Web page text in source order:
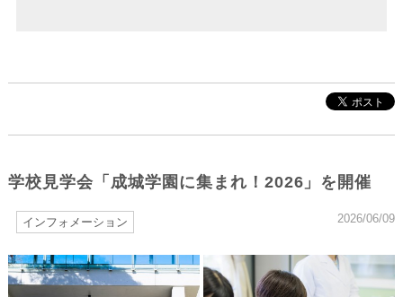
学校見学会「成城学園に集まれ！2026」を開催
2026/06/09
インフォメーション